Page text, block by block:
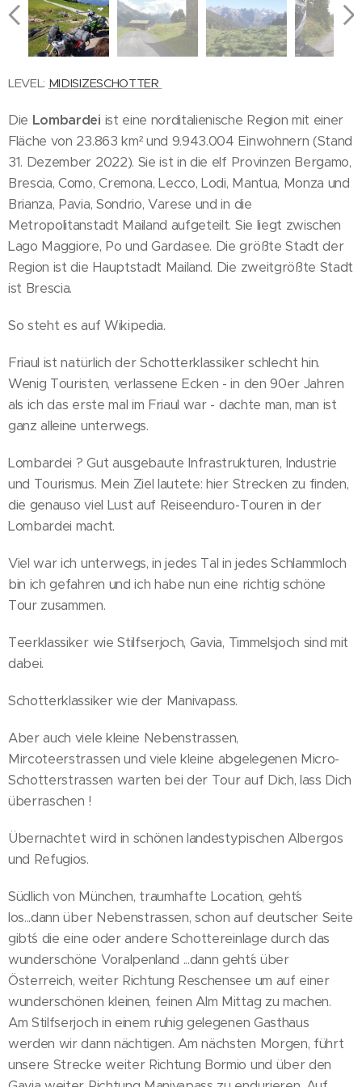
LEVEL: MIDISIZESCHOTTER
Die Lombardei ist eine norditalienische Region mit einer
Fläche von 23.863 km² und 9.943.004 Einwohnern (Stand
31. Dezember 2022). Sie ist in die elf Provinzen Bergamo,
Brescia, Como, Cremona, Lecco, Lodi, Mantua, Monza und
Brianza, Pavia, Sondrio, Varese und in die
Metropolitanstadt Mailand aufgeteilt. Sie liegt zwischen
Lago Maggiore, Po und Gardasee. Die größte Stadt der
Region ist die Hauptstadt Mailand. Die zweitgrößte Stadt
ist Brescia.
So steht es auf Wikipedia.
Friaul ist natürlich der Schotterklassiker schlecht hin.
Wenig Touristen, verlassene Ecken - in den 90er Jahren
als ich das erste mal im Friaul war - dachte man, man ist
ganz alleine unterwegs.
Lombardei ? Gut ausgebaute Infrastrukturen, Industrie
und Tourismus. Mein Ziel lautete: hier Strecken zu finden,
die genauso viel Lust auf Reiseenduro-Touren in der
Lombardei macht.
Viel war ich unterwegs, in jedes Tal in jedes Schlammloch
bin ich gefahren und ich habe nun eine richtig schöne
Tour zusammen.
Teerklassiker wie Stilfserjoch, Gavia, Timmelsjoch sind mit
dabei.
Schotterklassiker wie der Manivapass.
Aber auch viele kleine Nebenstrassen,
Mircoteerstrassen und viele kleine abgelegenen Micro-
Schotterstrassen warten bei der Tour auf Dich, lass Dich
überraschen !
Übernachtet wird in schönen landestypischen Albergos
und Refugios.
Südlich von München, traumhafte Location, geht´s
los...dann über Nebenstrassen, schon auf deutscher Seite
gibt´s die eine oder andere Schottereinlage durch das
wunderschöne Voralpenland ...dann geht´s über
Österreich, weiter Richtung Reschensee um auf einer
wunderschönen kleinen, feinen Alm Mittag zu machen.
Am Stilfserjoch in einem ruhig gelegenen Gasthaus
werden wir dann nächtigen. Am nächsten Morgen, führt
unsere Strecke weiter Richtung Bormio und über den